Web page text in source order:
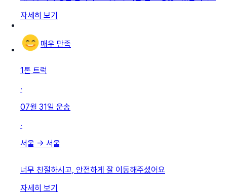
자세히 보기
매우 만족
1톤 트럭
·
07월 31일 운송
·
서울 → 서울
너무 친절하시고, 안전하게 잘 이동해주셨어요
자세히 보기